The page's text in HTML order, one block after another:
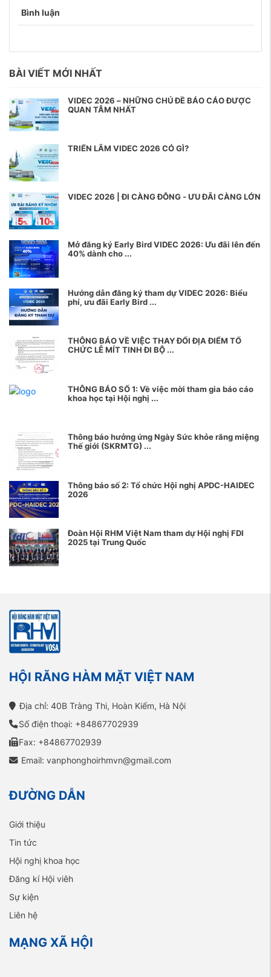
Bình luận
BÀI VIẾT MỚI NHẤT
VIDEC 2026 – NHỮNG CHỦ ĐỀ BÁO CÁO ĐƯỢC
QUAN TÂM NHẤT
TRIỂN LÃM VIDEC 2026 CÓ GÌ?
VIDEC 2026 | ĐI CÀNG ĐÔNG - ƯU ĐÃI CÀNG LỚN
Mở đăng ký Early Bird VIDEC 2026: Ưu đãi lên đến
40% dành cho ...
Hướng dẫn đăng ký tham dự VIDEC 2026: Biểu
phí, ưu đãi Early Bird ...
THÔNG BÁO VỀ VIỆC THAY ĐỔI ĐỊA ĐIỂM TỔ
CHỨC LỄ MÍT TINH ĐI BỘ ...
THÔNG BÁO SỐ 1: Về việc mời tham gia báo cáo
khoa học tại Hội nghị ...
Thông báo hưởng ứng Ngày Sức khỏe răng miệng
Thế giới (SKRMTG) ...
Thông báo số 2: Tổ chức Hội nghị APDC-HAIDEC
2026
Đoàn Hội RHM Việt Nam tham dự Hội nghị FDI
2025 tại Trung Quốc
HỘI RĂNG HÀM MẶT VIỆT NAM
Địa chỉ: 40B Tràng Thi, Hoàn Kiếm, Hà Nội
Số điện thoại: +84867702939
Fax: +84867702939
Email: vanphonghoirhmvn@gmail.com
ĐƯỜNG DẪN
Giới thiệu
Tin tức
Hội nghị khoa học
Đăng kí Hội viêh
Sự kiện
Liên hệ
MẠNG XÃ HỘI